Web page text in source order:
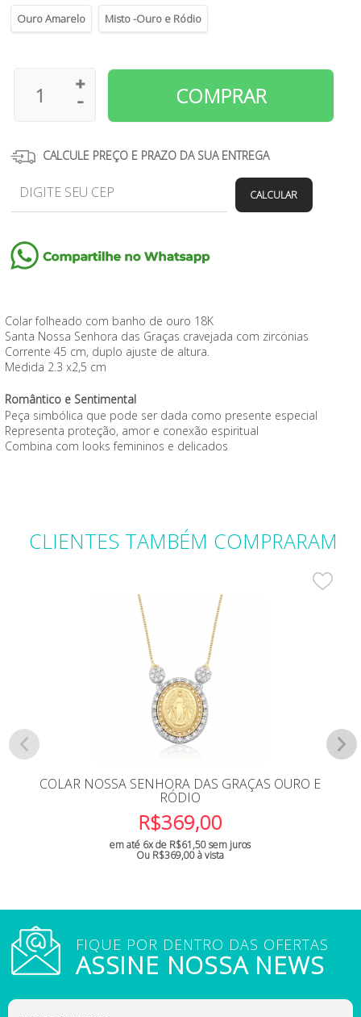
Ouro Amarelo
Misto -Ouro e Ródio
CALCULE PREÇO E PRAZO DA SUA ENTREGA
CALCULAR
Colar folheado com banho de ouro 18K
Santa Nossa Senhora das Graças cravejada com zircönias
Corrente 45 cm, duplo ajuste de altura.
Medida 2.3 x2,5 cm
Romântico e Sentimental
Peça simbólica que pode ser dada como presente especial
Representa proteção, amor e conexão espiritual
Combina com looks femininos e delicados
CLIENTES TAMBÉM COMPRARAM
COLAR NOSSA SENHORA DAS GRAÇAS OURO E
RÓDIO
R$369,00
em até 6x de R$61,50sem juros
Ou R$369,00à vista
FIQUE POR DENTRO DAS OFERTAS
ASSINE NOSSA NEWS